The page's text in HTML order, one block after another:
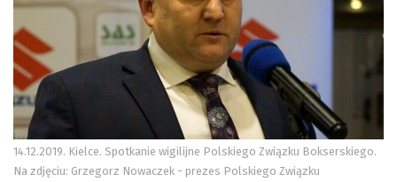
14.12.2019. Kielce. Spotkanie wigilijne Polskiego Związku Bokserskiego.
Na zdjęciu: Grzegorz Nowaczek - prezes Polskiego Związku